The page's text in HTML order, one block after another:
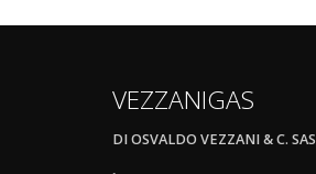
VEZZANIGAS
DI OSVALDO VEZZANI & C. SAS